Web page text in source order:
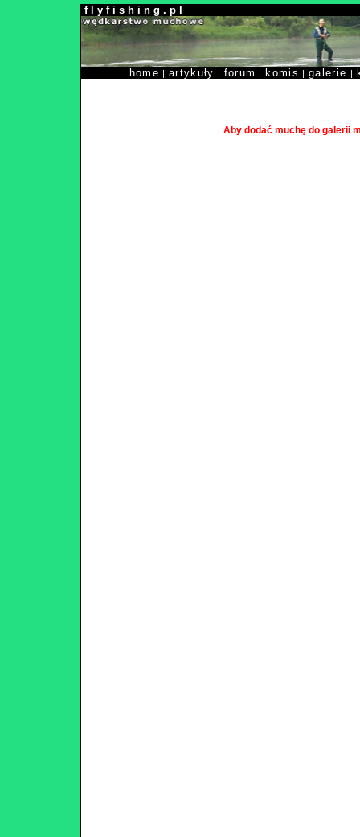
f l y f i s h i n g . p l
home |artykuły | forum | komis |galerie |
Aby dodać muchę do galerii